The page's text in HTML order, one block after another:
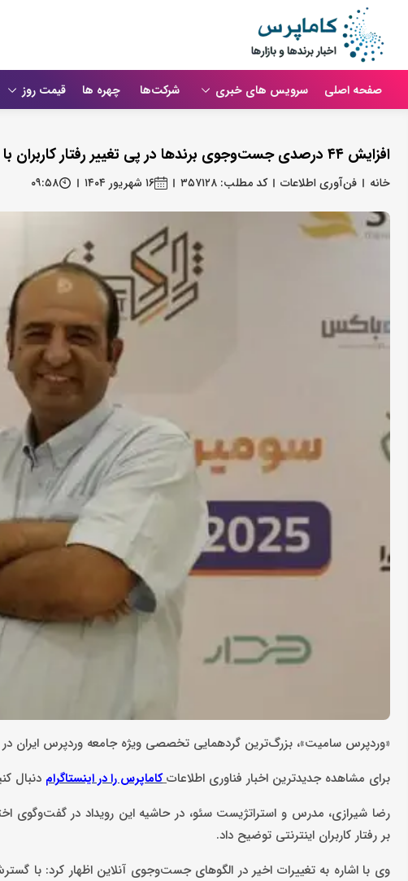
صفحه اصلی سرویس های خبری شرکت‌ها چهره ها قیمت روز
افزایش ۴۴ درصدی جست‌وجوی برندها در پی تغییر رفتار کاربران با هوش مصنوعی
خانه فن‌آوری اطلاعات کد مطلب: ۳۵۷۱۲۸ ۱۶ شهریور ۱۴۰۴ ۰۹:۵۸
«وردپرس سامیت»، بزرگ‌ترین گردهمایی تخصصی ویژه جامعه وردپرس ایران در
برای مشاهده جدیدترین اخبار فناوری اطلاعات کاماپرس را در اینستاگرام دنبال
رضا شیرازی، مدرس و استراتژیست سئو، در حاشیه این رویداد در گفت‌وگوی
بر رفتار کاربران اینترنتی توضیح داد.
وی با اشاره به تغییرات اخیر در الگوهای جست‌وجوی آنلاین اظهار کرد: با